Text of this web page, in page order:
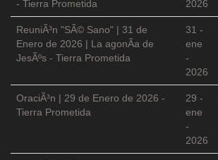
- Tierra Prometida
2026
ReuniÃ³n "SÃ© Sano" | 31 de
Enero de 2026 | La agonÃ­a de
JesÃºs - Tierra Prometida
31 -
ene
-
2026
OraciÃ³n | 29 de Enero de 2026 -
Tierra Prometida
29 -
ene
-
2026